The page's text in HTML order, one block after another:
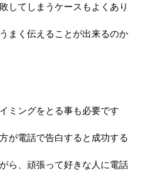
してしまうケースもよくあり
まく伝えることが出来るのか
ミングをとる事も必要です
が電話で告白すると成功する
ら、頑張って好きな人に電話